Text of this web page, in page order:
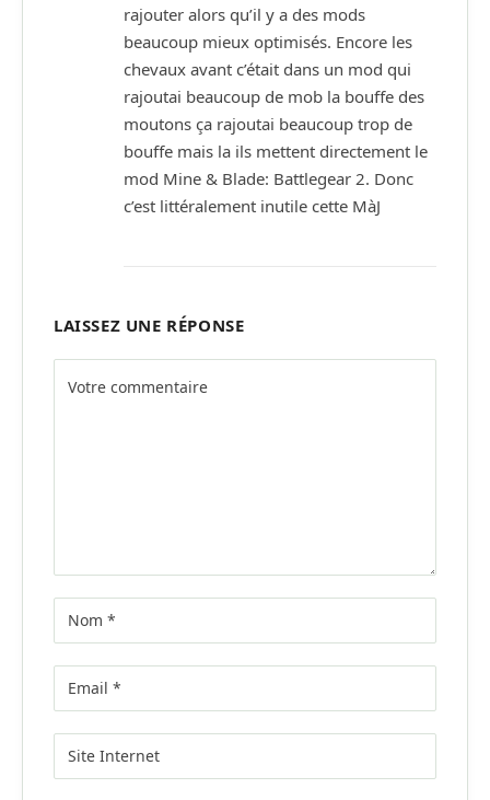
rajouter alors qu’il y a des mods
beaucoup mieux optimisés. Encore les
chevaux avant c’était dans un mod qui
rajoutai beaucoup de mob la bouffe des
moutons ça rajoutai beaucoup trop de
bouffe mais la ils mettent directement le
mod Mine & Blade: Battlegear 2. Donc
c’est littéralement inutile cette MàJ
LAISSEZ UNE RÉPONSE